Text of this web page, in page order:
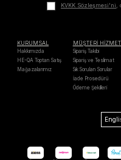
KVKK Sözleşmesi'ni,
KURUMSAL
Hakkımızda
HE-QA Toptan Satış
Mağazalarımız
MÜŞTERİ
Sipariş Takibi
Sipariş ve Teslimat
Sık Sorulan Sorular
İade Prosedürü
Ödeme Şekilleri